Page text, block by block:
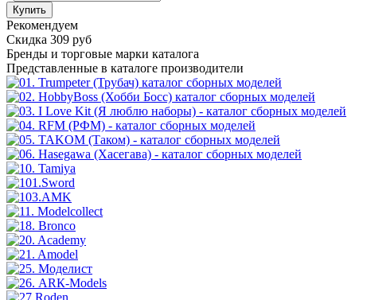
Купить
Рекомендуем
Скидка 309 руб
Бренды и торговые марки каталога
Представленные в каталоге производители